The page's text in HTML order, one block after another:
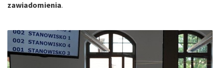
zawiadomienia.